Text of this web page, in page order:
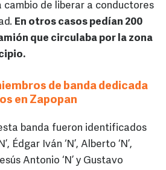
cambio de liberar a conductores
En otros casos pedían 200
que circulaba por la zona
de banda dedicada
en Zapopan
banda fueron identificados
Édgar Iván ‘N’, Alberto ‘N’,
Antonio ‘N’ y Gustavo